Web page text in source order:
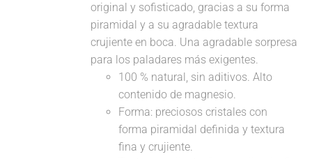
original y sofisticado, gracias a su forma
piramidal y a su agradable textura
crujiente en boca. Una agradable sorpresa
para los paladares más exigentes.
100 % natural, sin aditivos. Alto
contenido de magnesio.
Forma: preciosos cristales con
forma piramidal definida y textura
fina y crujiente.